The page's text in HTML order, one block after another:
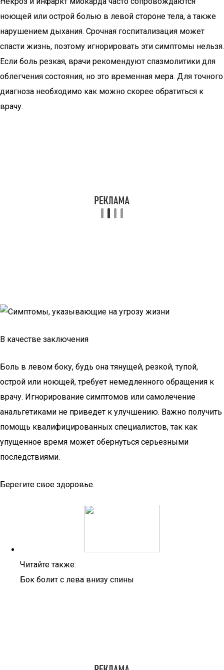
ноющей или острой болью в левой стороне тела, а также
нарушением дыхания. Срочная госпитализация может
спасти жизнь, поэтому игнорировать эти симптомы нельзя.
Если боль резкая, врачи рекомендуют спазмолитики для
облегчения состояния, но это временная мера. Для точного
диагноза необходимо как можно скорее обратиться к
врачу.
В качестве заключения
Боль в левом боку, будь она тянущей, резкой, тупой,
острой или ноющей, требует немедленного обращения к
врачу. Игнорирование симптомов или самолечение
анальгетиками не приведет к улучшению. Важно получить
помощь квалифицированных специалистов, так как
упущенное время может обернуться серьезными
последствиями.
Берегите свое здоровье.
Читайте также:
Бок болит с лева внизу спины